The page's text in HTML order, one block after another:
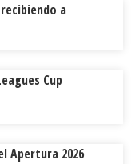
a
Cup
Apertura 2026